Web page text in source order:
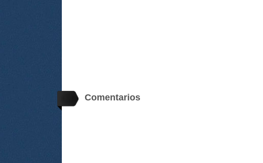
Comentarios